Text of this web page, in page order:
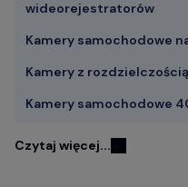
wideorejestratorów
Kamery samochodowe
Kamery z
Kamery samochodowe
Kamery samochodowe
Czytaj więcej...